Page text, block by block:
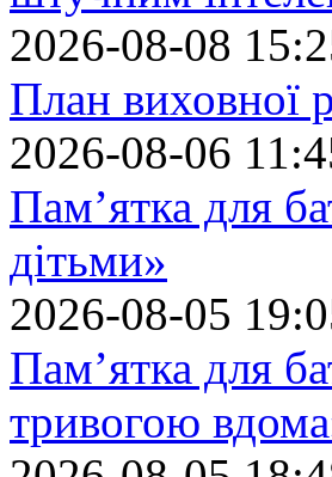
2026-08-08
План виховної
2026-08-06
Пам’ятка для
дітьми»
2026-08-05
Пам’ятка для
тривогою